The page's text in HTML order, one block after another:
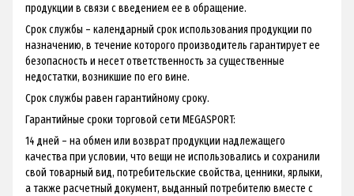
продукции в связи с введением ее в обращение.
Срок службы – календарный срок использования продукции по
назначению, в течение которого производитель гарантирует ее
безопасность и несет ответственность за существенные
недостатки, возникшие по его вине.
Срок службы равен гарантийному сроку.
Гарантийные сроки торговой сети MEGASPORT:
14 дней – на обмен или возврат продукции надлежащего
качества при условии, что вещи не использовались и сохранили
свой товарный вид, потребительские свойства, ценники, ярлыки,
а также расчетный документ, выданный потребителю вместе с